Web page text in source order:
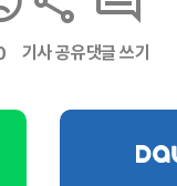
기사 공유댓글 쓰기